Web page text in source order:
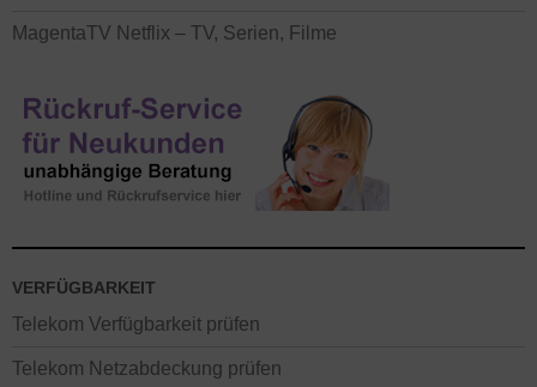
MagentaTV Netflix – TV, Serien, Filme
VERFÜGBARKEIT
Telekom Verfügbarkeit prüfen
Telekom Netzabdeckung prüfen